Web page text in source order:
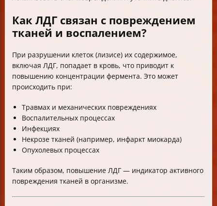
Как ЛДГ связан с повреждением
тканей и воспалением?
При разрушении клеток (лизисе) их содержимое,
включая ЛДГ, попадает в кровь, что приводит к
повышению концентрации фермента. Это может
происходить при:
Травмах и механических повреждениях
Воспалительных процессах
Инфекциях
Некрозе тканей (например, инфаркт миокарда)
Опухолевых процессах
Таким образом, повышение ЛДГ — индикатор активного
повреждения тканей в организме.